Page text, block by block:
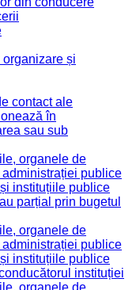
și
contact ale
în
sau sub
organele de
publice
instituțiile publice
parțial prin bugetul
organele de
publice
instituțiile publice
instituției
organele de